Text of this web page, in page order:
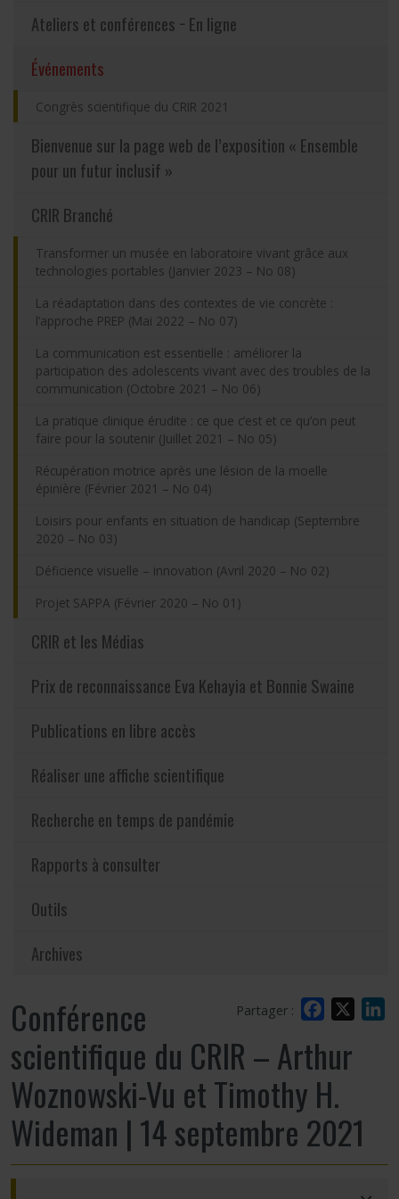
Partageons nos savoirs
Emplois et stages
Nous joindre
Accessibilité
Espace membre
Ateliers et conférences − En ligne
Événements
Congrès scientifique du CRIR 2021
Bienvenue sur la page web de l’exposition « Ensemble
pour un futur inclusif »
CRIR Branché
Transformer un musée en laboratoire vivant grâce aux
technologies portables (Janvier 2023 – No 08)
La réadaptation dans des contextes de vie concrète :
l’approche PREP (Mai 2022 – No 07)
La communication est essentielle : améliorer la
participation des adolescents vivant avec des troubles de la
communication (Octobre 2021 – No 06)
La pratique clinique érudite : ce que c’est et ce qu’on peut
faire pour la soutenir (Juillet 2021 – No 05)
Récupération motrice après une lésion de la moelle
épinière (Février 2021 – No 04)
Loisirs pour enfants en situation de handicap (Septembre
2020 – No 03)
Déficience visuelle – innovation (Avril 2020 – No 02)
Projet SAPPA (Février 2020 – No 01)
CRIR et les Médias
Prix de reconnaissance Eva Kehayia et Bonnie Swaine
Publications en libre accès
Réaliser une affiche scientifique
Recherche en temps de pandémie
Rapports à consulter
Outils
Archives
Partager : Facebook
Conférence
scientifique du CRIR – Arthur
Woznowski-Vu et Timothy H.
Wideman | 14 septembre 2021